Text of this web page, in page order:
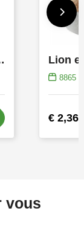
| 20 cm Lion
8865
€ 2,36
vous